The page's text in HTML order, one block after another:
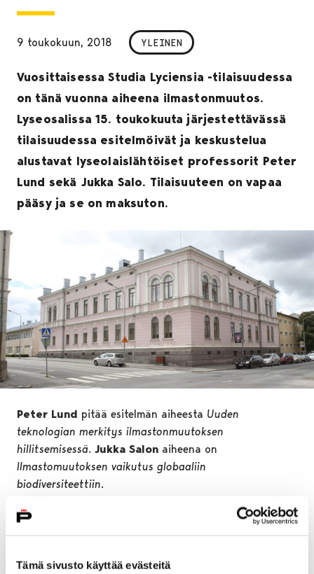
Tämä sivusto käyttää evästeitä
9 toukokuun, 2018 YLEINEN
Vuosittaisessa Studia Lyciensia -tilaisuudessa
on tänä vuonna aiheena ilmastonmuutos.
Lyseosalissa 15. toukokuuta järjestettävässä
tilaisuudessa esitelmöivät ja keskustelua
alustavat lyseolaislähtöiset professorit Peter
Lund sekä Jukka Salo. Tilaisuuteen on vapaa
pääsy ja se on maksuton.
Peter Lund pitää esitelmän aiheesta Uuden
teknologian merkitys ilmastonmuutoksen
hillitsemisessä. Jukka Salon aiheena on
Ilmastomuutoksen vaikutus globaaliin
biodiversiteettiin.
– Esitelmien jälkeen yleisöllä on mahdollisuus
keskustella ilmastonmuutoksesta Lundin ja Salon